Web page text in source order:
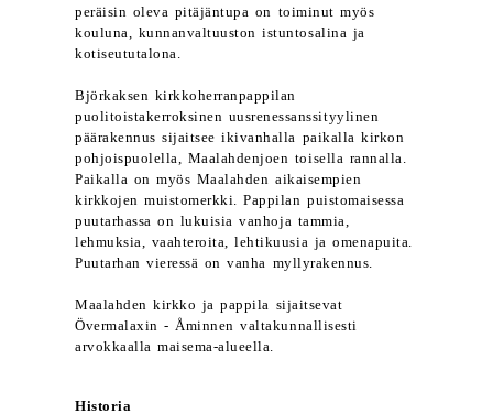
peräisin oleva pitäjäntupa on toiminut myös
kouluna, kunnanvaltuuston istuntosalina ja
kotiseututalona.
Björkaksen kirkkoherranpappilan
puolitoistakerroksinen uusrenessanssityylinen
päärakennus sijaitsee ikivanhalla paikalla kirkon
pohjoispuolella, Maalahdenjoen toisella rannalla.
Paikalla on myös Maalahden aikaisempien
kirkkojen muistomerkki. Pappilan puistomaisessa
puutarhassa on lukuisia vanhoja tammia,
lehmuksia, vaahteroita, lehtikuusia ja omenapuita.
Puutarhan vieressä on vanha myllyrakennus.
Maalahden kirkko ja pappila sijaitsevat
Övermalaxin - Åminnen valtakunnallisesti
arvokkaalla maisema-alueella.
Historia